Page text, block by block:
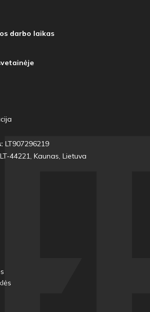
darbo laikas
LT907296219
44221, Kaunas, Lietuva